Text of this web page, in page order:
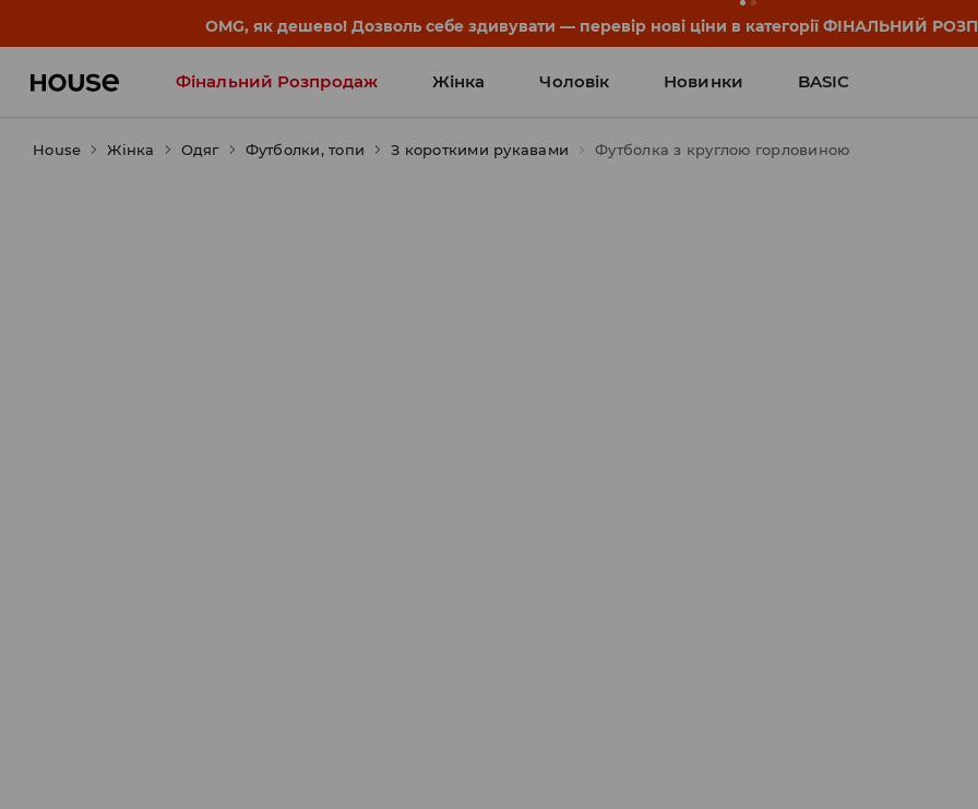
-30% на ПРОДУКТ ДНЯ 🛍️ Купон та деталі акції знайдеш у своєму обліковому записі 💸
Фінальний Розпродаж Жінка Чоловік Новинки BASIC
Influencers' Faves
House Жінка Одяг Футболки, топи З короткими рукавами Футболка з круглою горловиною